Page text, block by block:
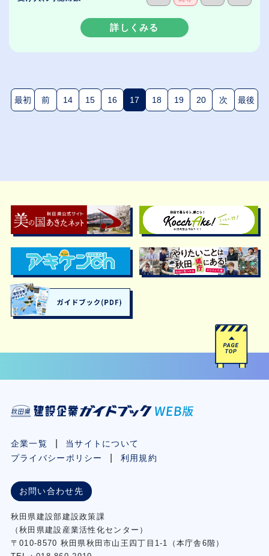
詳しくみる
最初 前 14 15 16 17(現在のページ)
18 19 20 次 最後
企業一覧
当サイトについて
プライバシーポリシー
利用規約
お問い合わせ先
秋⽥県建設部建設政策課
（秋⽥県建設産業活性化センター）
〒010-8570 秋田県秋田市⼭王四丁⽬1-1（本庁舎6階）